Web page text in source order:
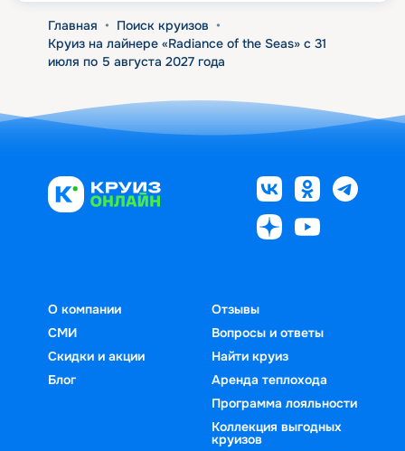
Главная • Поиск круизов •
Круиз на лайнере «Radiance of the Seas» с 31
июля по 5 августа 2027 года
О компании
СМИ
Скидки и акции
Блог
Отзывы
Вопросы и ответы
Найти круиз
Аренда теплохода
Программа лояльности
Коллекция выгодных
круизов